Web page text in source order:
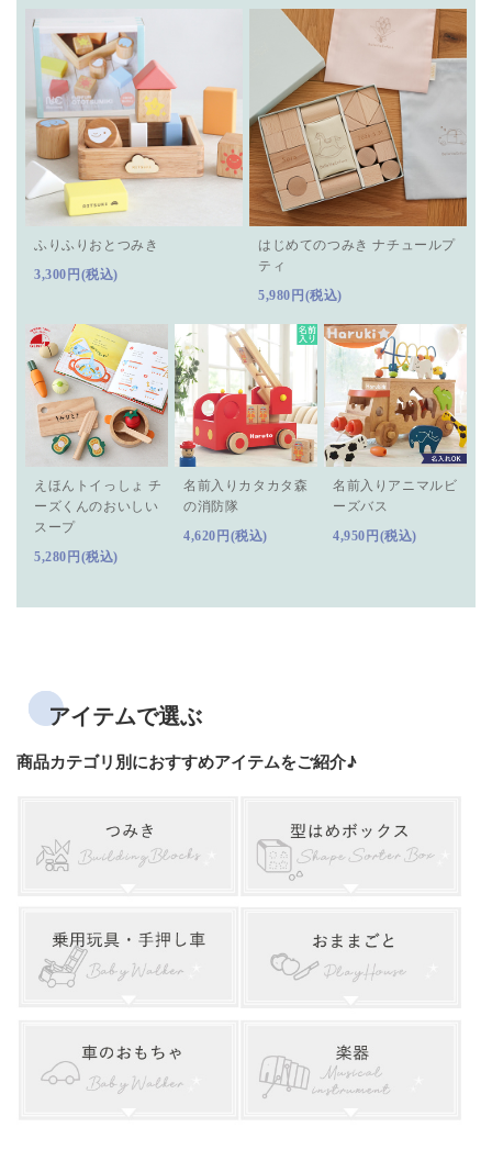
ふりふりおとつみき
3,300円(税込)
はじめてのつみき ナチュールプ
ティ
5,980円(税込)
えほんトイっしょ チ
ーズくんのおいしい
スープ
5,280円(税込)
名前入りカタカタ森
の消防隊
4,620円(税込)
名前入りアニマルビ
ーズバス
4,950円(税込)
labellabel（レーベルレーベル）ア
クティビティキューブ
ベルビーアンファン ひらがなつ
みき
お名前入り Sweet
名前入りミッフィー
音いっぱいつみき
Lumiere Cubes アクリル＆木の積
み木 26ピース(日本製)
お名前プレート付き ウォーカー&
ライド
のっておして!すくす
ポーラービー
名入れファーストウ
アイテムで選ぶ
商品カテゴリ別におすすめアイテムをご紹介♪